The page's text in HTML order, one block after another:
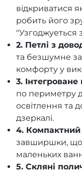
відкриватися
робить його
2. Петлі з
та безшумне
комфорту у
3. Інтегроване
по периметру
освітлення та
дзеркалі.
4. Компактний
завширшки, що
маленьких
5. Скляні